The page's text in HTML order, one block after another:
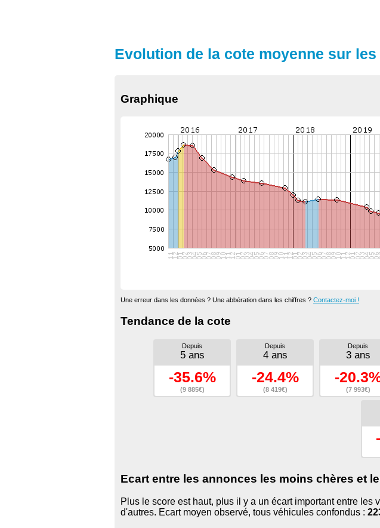
Evolution de la cote moyenne sur
Graphique
Une erreur dans les données ? Une abbération dans les chiffres ? Contactez-moi !
Tendance de la cote
Depuis
5 ans
-35.6%
(9 885€)
Depuis
4 ans
-24.4%
(8 419€)
Depuis
3 ans
-
(7 993€)
Ecart entre les annonces les moins chères et
Plus le score est haut, plus il y a un écart important entre
d'autres. Ecart moyen observé, tous véhicules confondus :